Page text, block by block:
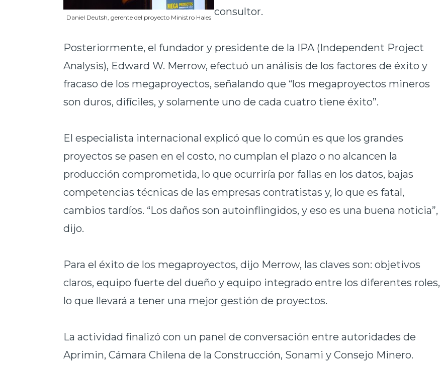
Daniel Deutsh, gerente del proyecto Ministro Hales consultor.
Posteriormente, el fundador y presidente de la IPA (Independent Project
Analysis), Edward W. Merrow, efectuó un análisis de los factores de éxito y
fracaso de los megaproyectos, señalando que “los megaproyectos mineros
son duros, difíciles, y solamente uno de cada cuatro tiene éxito”.
El especialista internacional explicó que lo común es que los grandes
proyectos se pasen en el costo, no cumplan el plazo o no alcancen la
producción comprometida, lo que ocurriría por fallas en los datos, bajas
competencias técnicas de las empresas contratistas y, lo que es fatal,
cambios tardíos. “Los daños son autoinflingidos, y eso es una buena noticia”,
dijo.
Para el éxito de los megaproyectos, dijo Merrow, las claves son: objetivos
claros, equipo fuerte del dueño y equipo integrado entre los diferentes roles,
lo que llevará a tener una mejor gestión de proyectos.
La actividad finalizó con un panel de conversación entre autoridades de
Aprimin, Cámara Chilena de la Construcción, Sonami y Consejo Minero.